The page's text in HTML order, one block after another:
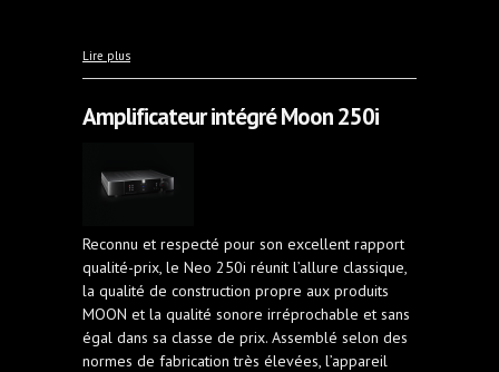
Lire plus
Amplificateur intégré Moon 250i
Reconnu et respecté pour son excellent rapport
qualité-prix, le Neo 250i réunit l’allure classique,
la qualité de construction propre aux produits
MOON et la qualité sonore irréprochable et sans
égal dans sa classe de prix. Assemblé selon des
normes de fabrication très élevées, l’appareil